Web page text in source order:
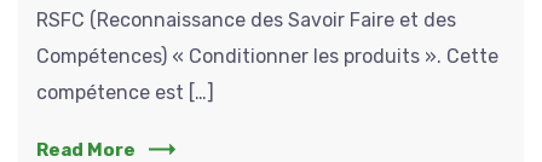
RSFC (Reconnaissance des Savoir Faire et des
Compétences) « Conditionner les produits ». Cette
compétence est […]
Read More